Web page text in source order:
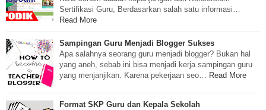
Sertifikasi Guru, Berdasarkan salah satu informasi…
Read More
Sampingan Guru Menjadi Blogger Sukses
Apa salahnya seorang guru menjadi blogger? Bukan hal
yang aneh, sebab ini bisa menjadi kerja sampingan guru
yang menjanjikan. Karena pekerjaan seo… Read More
Format SKP Guru dan Kepala Sekolah